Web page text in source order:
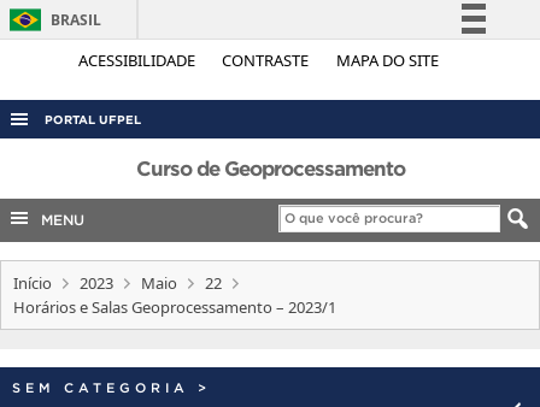
ACESSIBILIDADE CONTRASTE MAPA DO SITE
BRASIL
Simplifique!
Acesso à informação
Legislação
Canais
PORTAL UFPEL
ACESSO À INFORMAÇÃO
AUDITORIA
COBALTO
CONCURSOS
INTERNACIONAL
Curso de Geoprocessamento
MENU
Início 2023 Maio
22
Horários e Salas Geoprocessamento – 2023/1
SEM CATEGORIA >